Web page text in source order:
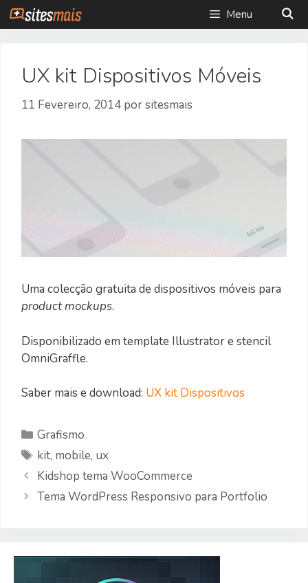
Saltar
para
Menu
UX kit Dispositivos Móveis
11 Fevereiro, 2014 porsitesmais
Uma colecção gratuita de dispositivos móveis para
product mockups.
Disponibilizado em template Illustrator e stencil
OmniGraffle.
Saber mais e download: UX kit Dispositivos
Categorias
Grafismo
Etiquetas
kit, mobile, ux
Kidshop tema WooCommerce
Tema WordPress Responsivo para Portfolio